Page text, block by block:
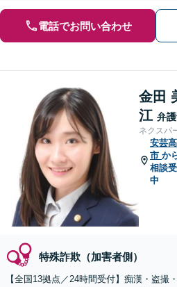
電話でお問い合わせ
金田
江 弁
ネクスパ
安芸
市 か
相談
中
特殊詐欺（加害者側）
【全国13拠点／24時間受付】痴漢・盗撮